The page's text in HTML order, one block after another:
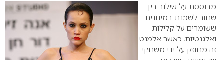
מבוססת על שילוב בין
שחור לשמנת במינונים
ששומרים על קלילות
ואלגנטיות, כאשר אלמנט
זה מחוזק על ידי משחקי